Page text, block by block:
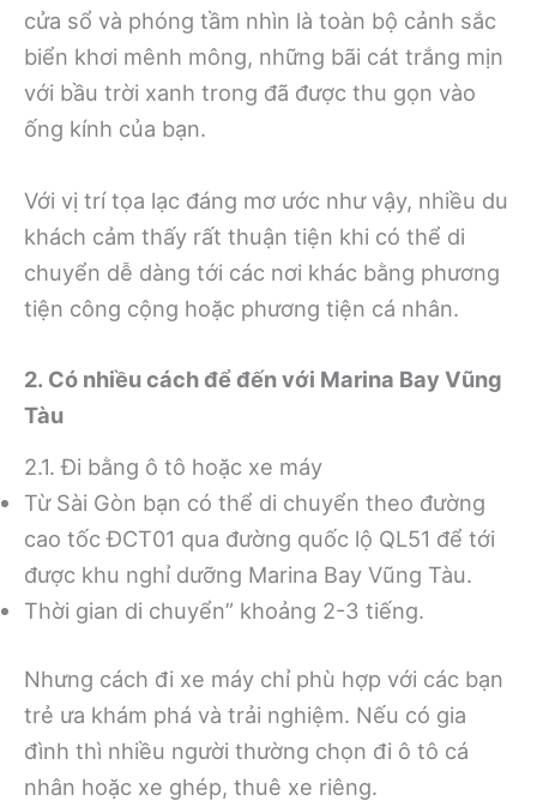
cửa sổ và phóng tầm nhìn là toàn bộ cảnh sắc
biển khơi mênh mông, những bãi cát trắng mịn
với bầu trời xanh trong đã được thu gọn vào
ống kính của bạn.
Với vị trí tọa lạc đáng mơ ước như vậy, nhiều du
khách cảm thấy rất thuận tiện khi có thể di
chuyển dễ dàng tới các nơi khác bằng phương
tiện công cộng hoặc phương tiện cá nhân.
2. Có nhiều cách để đến với Marina Bay Vũng
Tàu
2.1. Đi bằng ô tô hoặc xe máy
Từ Sài Gòn bạn có thể di chuyển theo đường
cao tốc ĐCT01 qua đường quốc lộ QL51 để tới
được khu nghỉ dưỡng Marina Bay Vũng Tàu.
Thời gian di chuyển” khoảng 2-3 tiếng.
Nhưng cách đi xe máy chỉ phù hợp với các bạn
trẻ ưa khám phá và trải nghiệm. Nếu có gia
đình thì nhiều người thường chọn đi ô tô cá
nhân hoặc xe ghép, thuê xe riêng.